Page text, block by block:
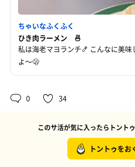
ちゃいなふくふく
ひき肉ラーメン 🍜
私は海老マヨランチ🍤 こんなに美
よ〜🫢
0 34
このサ活が気に入ったらトント
トントゥをお